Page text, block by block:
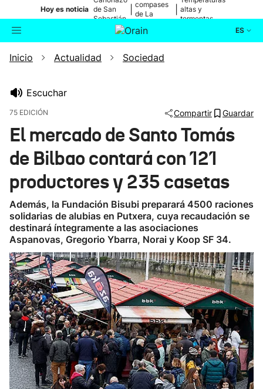
Hoy es noticia de San
Sebastián
compases
de La
altas y
tormentas
ES
Buscador Actualidad
Ikusmiran
Eguraldia
Inicio Actualidad Sociedad
Escuchar
75 EDICIÓN Compartir Guardar
El mercado de Santo Tomás
de Bilbao contará con 121
productores y 235 casetas
Además, la Fundación Bisubi preparará 4500 raciones
solidarias de alubias en Putxera, cuya recaudación se
destinará íntegramente a las asociaciones
Aspanovas, Gregorio Ybarra, Norai y Koop SF 34.